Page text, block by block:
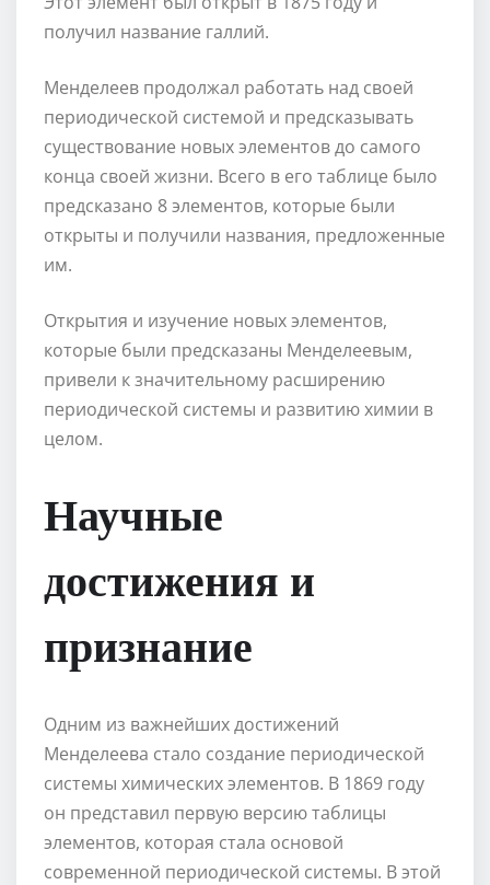
получил название галлий.
Менделеев продолжал работать над своей
периодической системой и предсказывать
существование новых элементов до самого
конца своей жизни. Всего в его таблице было
предсказано 8 элементов, которые были
открыты и получили названия, предложенные
им.
Открытия и изучение новых элементов,
которые были предсказаны Менделеевым,
привели к значительному расширению
периодической системы и развитию химии в
целом.
Научные
достижения и
признание
Одним из важнейших достижений
Менделеева стало создание периодической
системы химических элементов. В 1869 году
он представил первую версию таблицы
элементов, которая стала основой
современной периодической системы. В этой